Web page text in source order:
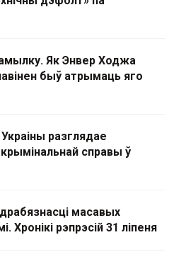
Як Энвер Ходжа
быў атрымаць яго
разглядае
справы ў
масавых
рэпрэсій 31 ліпеня